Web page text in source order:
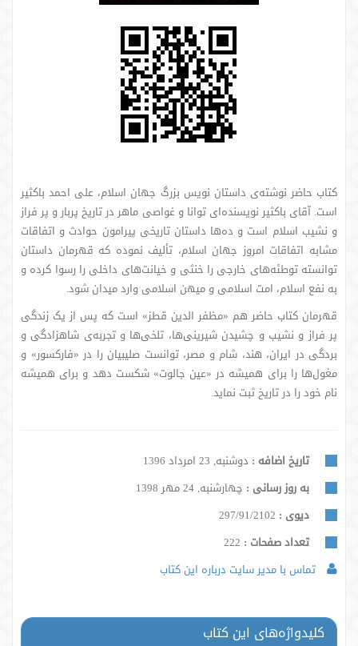
کتاب حاضر نوشته‌ی داستان نویس بزرگ جهان اسلام، علی احمد باکثیر
است. آقای باکثیر نویسنده‌ای توانا و غواصی ماهر در تاریخ پربار و پر فراز
و نشیب اسلام است و ده‌ها داستان تاریخی پیرامون حوادث و اتفاقات
مشابه اتفاقات امروز جهان اسلام، تألیف نموده که قهرمان داستان
توانسته توطئه‌های خارجی را خنثی و خیانت‌های داخلی را رسوا کرده و
به نفع اسلام، امت اسلامی و میهن اسلامی وارد میدان شود.
قهرمان کتاب حاضر هم «مظفر الدین قطز» است که پس از یک زندگی
پر فراز و نشیب و چشیدن شیرینی‌ها، تلخی‌ها و تجربه‌ی شاهزادگی و
بردگی در ایران، هند، شام و مصر، توانست صلیبیان را در «فارکسور» و
مغول‌ها را برای همیشه در «عین جالوت» شکست دهد و برای همیشه
نام خود را در تاریخ ثبت نماید.
تاریخ اضافه : دوشنبه, 23 امرداد 1396
به روز رسانی : چهارشنبه, 24 مهر 1398
دیوی : 297/91/2102
تعداد صفحات :
تماس با مدیر سایت درباره این کتاب
کلیدواژه‌های این کتاب